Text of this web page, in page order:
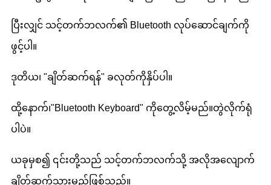
ပြီးလျှင် သင့်တက်ဘလက်၏ Bluetooth လုပ်ဆောင်ချက်ကို
ဖွင့်ပါ။
ဒုတိယ၊ "ချိတ်ဆက်ရန်" ခလုတ်ကိုနှိပ်ပါ။
ထို့နောက်၊"Bluetooth Keyboard" ကိုတွေ့လိမ့်မည်။တွဲလိုက်ရုံ
ပါပဲ။
ယခုမှစ၍ ၎င်းတို့သည် သင့်တက်ဘလက်သို့ အလိုအလျောက်
ချိတ်ဆက်သွားမည်ဖြစ်သည်။